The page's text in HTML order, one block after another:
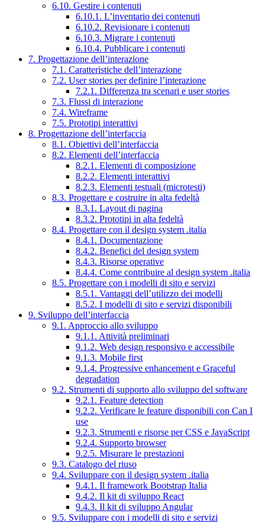
6.10. Gestire i contenuti
6.10.1. L’inventario dei contenuti
6.10.2. Revisionare i contenuti
6.10.3. Migrare i contenuti
6.10.4. Pubblicare i contenuti
7. Progettazione dell’interazione
7.1. Caratteristiche dell’interazione
7.2. User stories per definire l’interazione
7.2.1. Differenza tra scenari e user stories
7.3. Flussi di interazione
7.4. Wireframe
7.5. Prototipi interattivi
8. Progettazione dell’interfaccia
8.1. Obiettivi dell’interfaccia
8.2. Elementi dell’interfaccia
8.2.1. Elementi di composizione
8.2.2. Elementi interattivi
8.2.3. Elementi testuali (microtesti)
8.3. Progettare e costruire in alta fedeltà
8.3.1. Layout di pagina
8.3.2. Prototipi in alta fedeltà
8.4. Progettare con il design system .italia
8.4.1. Documentazione
8.4.2. Benefici del design system
8.4.3. Risorse operative
8.4.4. Come contribuire al design system .italia
8.5. Progettare con i modelli di sito e servizi
8.5.1. Vantaggi dell’utilizzo dei modelli
8.5.2. I modelli di sito e servizi disponibili
9. Sviluppo dell’interfaccia
9.1. Approccio allo sviluppo
9.1.1. Attività preliminari
9.1.2. Web design responsivo e accessibile
9.1.3. Mobile first
9.1.4. Progressive enhancement e Graceful
degradation
9.2. Strumenti di supporto allo sviluppo del software
9.2.1. Feature detection
9.2.2. Verificare le feature disponibili con Can I
use
9.2.3. Strumenti e risorse per CSS e JavaScript
9.2.4. Supporto browser
9.2.5. Misurare le prestazioni
9.3. Catalogo del riuso
9.4. Sviluppare con il design system .italia
9.4.1. Il framework Bootstrap Italia
9.4.2. Il kit di sviluppo React
9.4.3. Il kit di sviluppo Angular
9.5. Sviluppare con i modelli di sito e servizi